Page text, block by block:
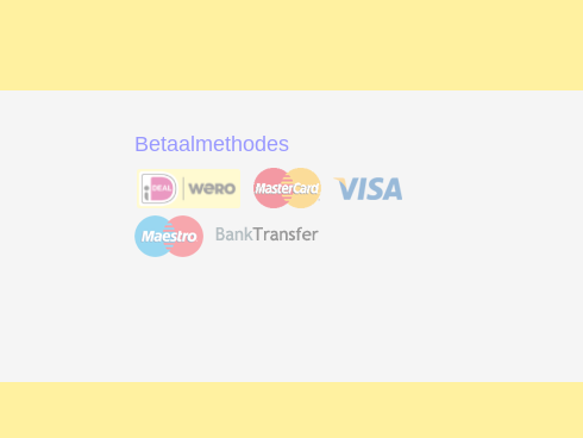
Betaalmethodes